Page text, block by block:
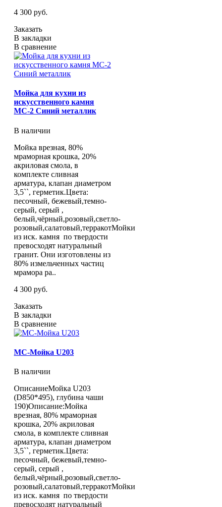
4 300 руб.
Заказать
В закладки
В сравнение
Мойка для кухни из
искусственного камня
МС-2 Синий металлик
В наличии
Мойка врезная, 80%
мраморная крошка, 20%
акриловая смола, в
комплекте сливная
арматура, клапан диаметром
3,5``, герметик.Цвета:
песочный, бежевый,темно-
серый, серый ,
белый,чёрный,розовый,светло-
розовый,салатовый,терракотМойки
из иск. камня по твердости
превосходят натуральный
гранит. Они изготовлены из
80% измельченных частиц
мрамора ра..
4 300 руб.
Заказать
В закладки
В сравнение
МС-Мойка U203
В наличии
ОписаниеМойка U203
(D850*495), глубина чаши
190)Описание:Мойка
врезная, 80% мраморная
крошка, 20% акриловая
смола, в комплекте сливная
арматура, клапан диаметром
3,5``, герметик.Цвета:
песочный, бежевый,темно-
серый, серый ,
белый,чёрный,розовый,светло-
розовый,салатовый,терракотМойки
из иск. камня по твердости
превосходят натуральный